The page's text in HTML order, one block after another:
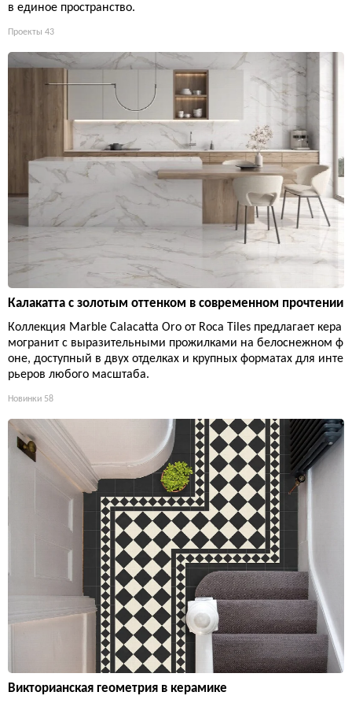
в единое пространство.
Проекты 43
Калакатта с золотым оттенком в современном прочтении
Коллекция Marble Calacatta Oro от Roca Tiles предлагает кера
могранит с выразительными прожилками на белоснежном ф
оне, доступный в двух отделках и крупных форматах для инте
рьеров любого масштаба.
Новинки 58
Викторианская геометрия в керамике